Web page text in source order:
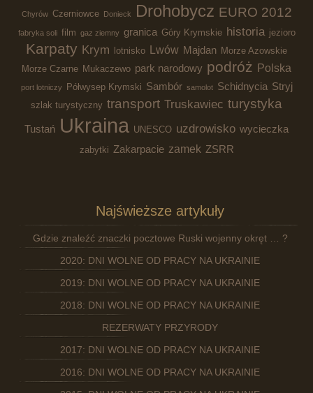
Chyrów Czerniowce Donieck Drohobycz EURO 2012
fabryka soli film gaz ziemny granica Góry Krymskie historia jezioro
Karpaty Krym lotnisko Lwów Majdan Morze Azowskie
Morze Czarne Mukaczewo park narodowy podróż Polska
port lotniczy Półwysep Krymski Sambór samolot Schidnycia Stryj
szlak turystyczny transport Truskawiec turystyka
Tustań Ukraina UNESCO uzdrowisko wycieczka
zabytki Zakarpacie zamek ZSRR
Najświeższe artykuły
Gdzie znaleźć znaczki pocztowe Ruski wojenny okręt … ?
2020: DNI WOLNE OD PRACY NA UKRAINIE
2019: DNI WOLNE OD PRACY NA UKRAINIE
2018: DNI WOLNE OD PRACY NA UKRAINIE
REZERWATY PRZYRODY
2017: DNI WOLNE OD PRACY NA UKRAINIE
2016: DNI WOLNE OD PRACY NA UKRAINIE